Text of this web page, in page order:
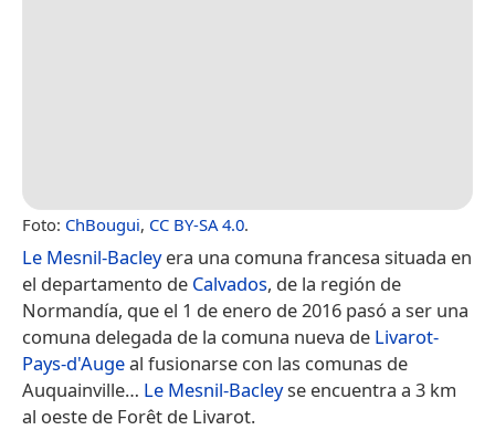
Foto: ChBougui, CC BY-SA 4.0.
Le Mesnil-Bacleyera una comuna francesa situada en
el departamento de Calvados, de la región de
Normandía, que el 1 de enero de 2016 pasó a ser una
comuna delegada de la comuna nueva de Livarot-
Pays-d'Auge​ al fusionarse con las comunas de
Auquainville… Le Mesnil-Bacleyse encuentra a 3 km
al oeste de Forêt de Livarot.